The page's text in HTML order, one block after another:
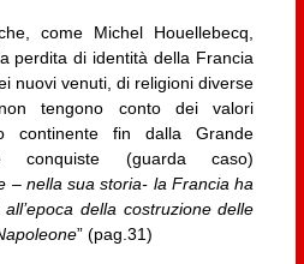
come Michel Houellebecq,
perdita di identità della Francia
nuovi venuti, di religioni diverse
tengono conto dei valori
continente fin dalla Grande
conquiste (guarda caso)
– nella sua storia- la Francia ha
della costruzione delle
” (pag.31)